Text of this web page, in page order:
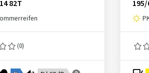
82T
(0)
195/